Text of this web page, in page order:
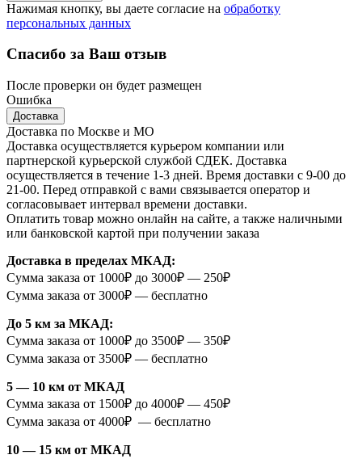
Нажимая кнопку, вы даете согласие на обработку
персональных данных
Спасибо за Ваш отзыв
После проверки он будет размещен
Ошибка
Доставка
Доставка по Москве и МО
Доставка осуществляется курьером компании или
партнерской курьерской службой СДЕК. Доставка
осуществляется в течение 1-3 дней. Время доставки с 9-00 до
21-00. Перед отправкой с вами связывается оператор и
согласовывает интервал времени доставки.
Оплатить товар можно онлайн на сайте, а также наличными
или банковской картой при получении заказа
Доставка в пределах МКАД:
Сумма заказа от 1000₽ до 3000₽ — 250₽
Сумма заказа от 3000₽ — бесплатно
До 5 км за МКАД:
Сумма заказа от 1000₽ до 3500₽ — 350₽
Сумма заказа от 3500₽ — бесплатно
5 — 10 км от МКАД
Сумма заказа от 1500₽ до 4000₽ — 450₽
Сумма заказа от 4000₽ — бесплатно
10 — 15 км от МКАД